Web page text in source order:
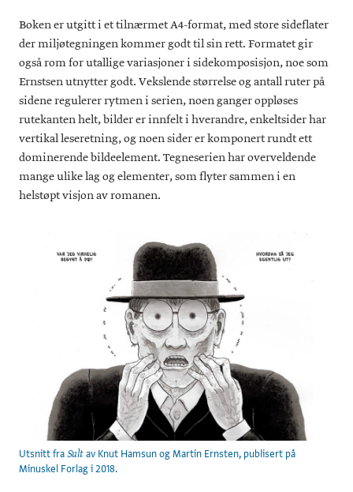
Boken er utgitt i et tilnærmet A4-format, med store sideflater
der miljøtegningen kommer godt til sin rett. Formatet gir
også rom for utallige variasjoner i sidekomposisjon, noe som
Ernstsen utnytter godt. Vekslende størrelse og antall ruter på
sidene regulerer rytmen i serien, noen ganger oppløses
rutekanten helt, bilder er innfelt i hverandre, enkeltsider har
vertikal leseretning, og noen sider er komponert rundt ett
dominerende bildeelement. Tegneserien har overveldende
mange ulike lag og elementer, som flyter sammen i en
helstøpt visjon av romanen.
Utsnitt fra Sult av Knut Hamsun og Martin Ernsten, publisert på
Minuskel Forlag i 2018.